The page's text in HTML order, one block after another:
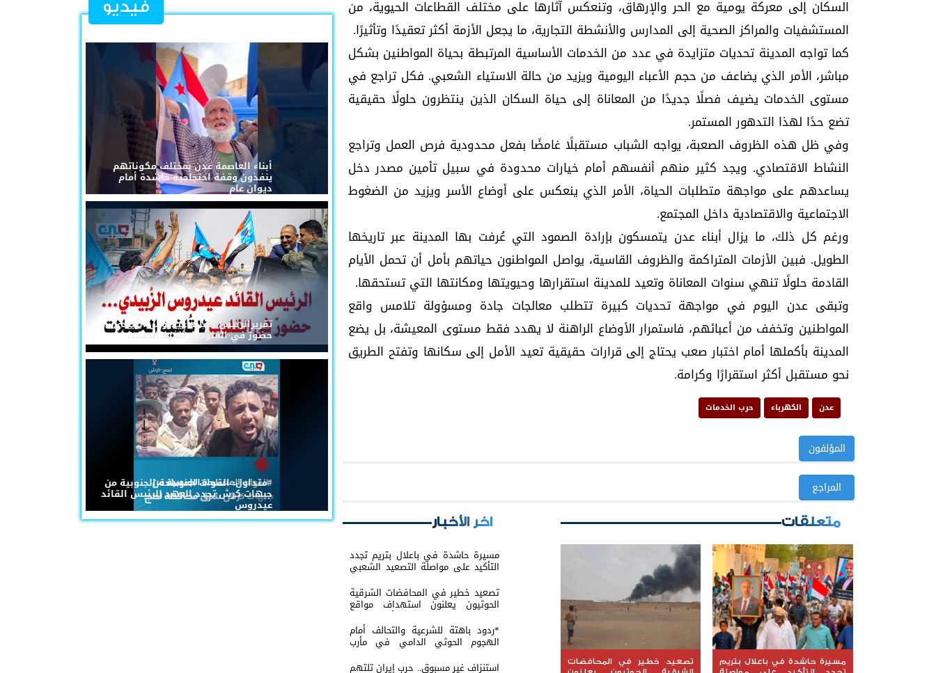
السكان إلى معركة يومية مع الحر والإرهاق، وتنعكس آثارها على مختلف القطاعات الحيوية، من
المستشفيات والمراكز الصحية إلى المدارس والأنشطة التجارية، ما يجعل الأزمة أكثر تعقيدًا وتأثيرًا.
كما تواجه المدينة تحديات متزايدة في عدد من الخدمات الأساسية المرتبطة بحياة المواطنين بشكل
مباشر، الأمر الذي يضاعف من حجم الأعباء اليومية ويزيد من حالة الاستياء الشعبي. فكل تراجع في
مستوى الخدمات يضيف فصلًا جديدًا من المعاناة إلى حياة السكان الذين ينتظرون حلولًا حقيقية
تضع حدًا لهذا التدهور المستمر.
وفي ظل هذه الظروف الصعبة، يواجه الشباب مستقبلًا غامضًا بفعل محدودية فرص العمل وتراجع
النشاط الاقتصادي. ويجد كثير منهم أنفسهم أمام خيارات محدودة في سبيل تأمين مصدر دخل
يساعدهم على مواجهة متطلبات الحياة، الأمر الذي ينعكس على أوضاع الأسر ويزيد من الضغوط
الاجتماعية والاقتصادية داخل المجتمع.
ورغم كل ذلك، ما يزال أبناء عدن يتمسكون بإرادة الصمود التي عُرفت بها المدينة عبر تاريخها
الطويل. فبين الأزمات المتراكمة والظروف القاسية، يواصل المواطنون حياتهم بأمل أن تحمل الأيام
القادمة حلولًا تنهي سنوات المعاناة وتعيد للمدينة استقرارها وحيويتها ومكانتها التي تستحقها.
وتبقى عدن اليوم في مواجهة تحديات كبيرة تتطلب معالجات جادة ومسؤولة تلامس واقع
المواطنين وتخفف من أعبائهم، فاستمرار الأوضاع الراهنة لا يهدد فقط مستوى المعيشة، بل يضع
المدينة بأكملها أمام اختبار صعب يحتاج إلى قرارات حقيقية تعيد الأمل إلى سكانها وتفتح الطريق
نحو مستقبل أكثر استقرارًا وكرامة.
عدن الكهرباء حرب الخدمات
المؤلفون
المراجع
متعلقات
مسيرة حاشدة في باعلال بتريم
تصعيد خطير في المحافضات
اخر الأخبار
مسيرة حاشدة في باعلال بتريم تجدد
التأكيد على مواصلة التصعيد الشعبي
تصعيد خطير في المحافضات الشرقية
الحوثيون يعلنون استهداف مواقع
عسكرية في حضرموت ومأرب اليمنية
بوابل من الصواريخ والطائرات المسيّرة
*ردود باهتة للشرعية والتحالف أمام
الهجوم الحوثي الدامي في مأرب
وحضرموت*
استنزاف غير مسبوق.. حرب إيران تلتهم
فيديو
أبناء العاصمة عدن بمختلف مكوناتهم
ينفذون وقفة احتجاجية حاشدة أمام
ديوان عام
تقريرالرئيس القائد عيدروس الزُبيدي...
حضورٌ في القلوب لا تُلغيه الحملات
#متداول: القوات المسلحة الجنوبية من
جبهات كرش تجدد العهد للرئيس القائد
عيدروس